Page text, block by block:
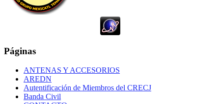
Páginas
ANTENAS Y ACCESORIOS
AREDN
Autentificación de Miembros del CRECJ
Banda Civil